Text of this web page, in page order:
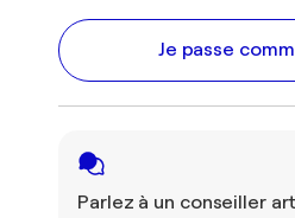
Je passe
Parlez à un conseiller